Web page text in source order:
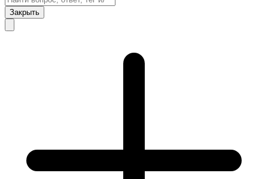
Закрыть